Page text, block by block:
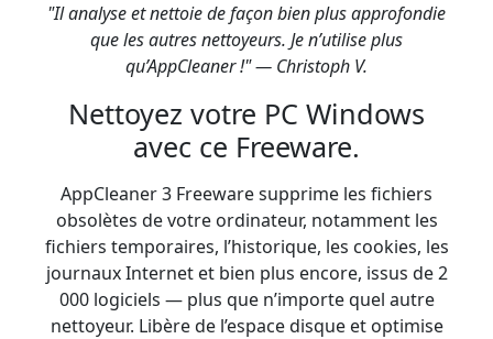
"Il analyse et nettoie de façon bien plus approfondie
que les autres nettoyeurs. Je n’utilise plus
qu’AppCleaner !" — Christoph V.
Nettoyez votre PC Windows
avec ce Freeware.
AppCleaner 3 Freeware supprime les fichiers
obsolètes de votre ordinateur, notamment les
fichiers temporaires, l’historique, les cookies, les
journaux Internet et bien plus encore, issus de 2
000 logiciels — plus que n’importe quel autre
nettoyeur. Libère de l’espace disque et optimise